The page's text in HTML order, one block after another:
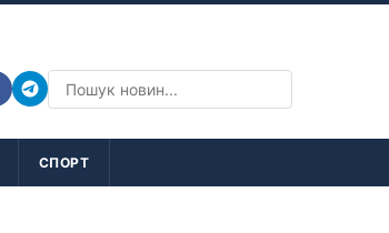
СПОРТ